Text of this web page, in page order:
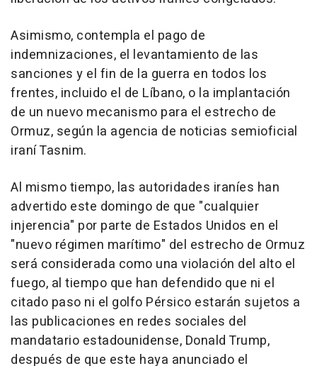
Asimismo, contempla el pago de
indemnizaciones, el levantamiento de las
sanciones y el fin de la guerra en todos los
frentes, incluido el de Líbano, o la implantación
de un nuevo mecanismo para el estrecho de
Ormuz, según la agencia de noticias semioficial
iraní Tasnim.
Al mismo tiempo, las autoridades iraníes han
advertido este domingo de que "cualquier
injerencia" por parte de Estados Unidos en el
"nuevo régimen marítimo" del estrecho de Ormuz
será considerada como una violación del alto el
fuego, al tiempo que han defendido que ni el
citado paso ni el golfo Pérsico estarán sujetos a
las publicaciones en redes sociales del
mandatario estadounidense, Donald Trump,
después de que este haya anunciado el